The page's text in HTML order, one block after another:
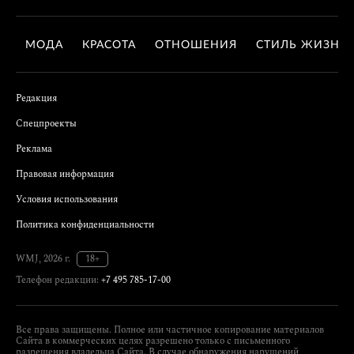
МОДА КРАСОТА ОТНОШЕНИЯ СТИЛЬ ЖИЗНИ
Редакция
Спецпроекты
Реклама
Правовая информация
Условия использования
Политика конфиденциальности
WMJ, 2026 г.
18+
Телефон редакции: +7 495 785-17-00
Все права защищены. Полное или частичное копирование материалов
Сайта в коммерческих целях разрешено только с письменного